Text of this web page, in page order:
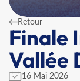
Retour
Finale
Vallée
16 Mai 2026